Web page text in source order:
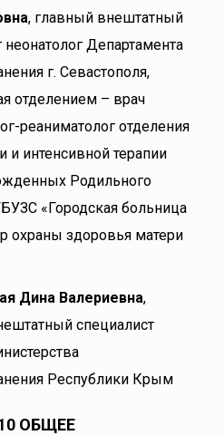
, главный внештатный
неонатолог Департамента
г. Севастополя,
отделением – врач
реаниматолог отделения
и интенсивной терапии
Родильного
«Городская больница
охраны здоровья матери
Дина Валериевна,
специалист
Республики Крым
ОБЩЕЕ